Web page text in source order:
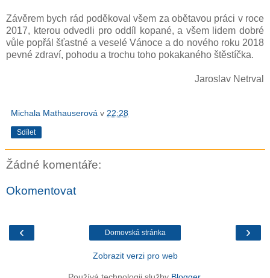
Závěrem bych rád poděkoval všem za obětavou práci v roce
2017, kterou odvedli pro oddíl kopané, a všem lidem dobré
vůle popřál šťastné a veselé Vánoce a do nového roku 2018
pevné zdraví, pohodu a trochu toho pokakaného štěstíčka.
Jaroslav Netrval
Michala Mathauserová v 22:28
Sdílet
Žádné komentáře:
Okomentovat
‹ ›
Domovská stránka
Zobrazit verzi pro web